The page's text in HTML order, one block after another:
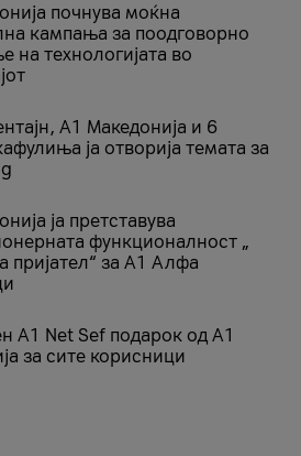
почнува моќна
кампања за поодговорно
на технологијата во
A1 Македонија и 6
ја отворија темата за
ја претставува
функционалност „
пријател“ за А1 Алфа
A1 Net Sеf подарок од А1
за сите корисници